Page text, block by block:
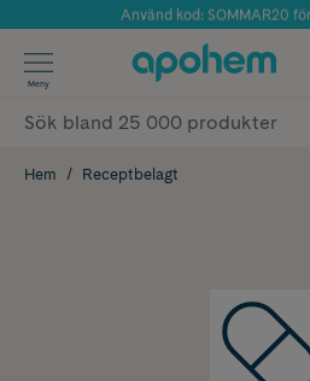
Årets Butik 2025
Använd kod: SOMMAR20
✓ Fri frakt
✓ Poäng på alla
Meny
Hem Receptbelagt